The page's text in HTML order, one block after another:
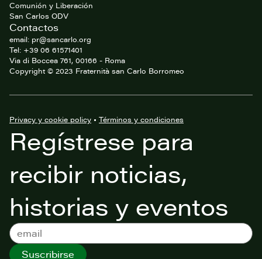
Comunión y Liberación
San Carlos ODV
Contactos
email: pr@sancarlo.org
Tel: +39 06 61571401
Via di Boccea 761, 00166 - Roma
Copyright © 2023 Fraternità san Carlo Borromeo
Privacy y cookie policy • Términos y condiciones
Regístrese para
recibir noticias,
historias y eventos
Suscribirse